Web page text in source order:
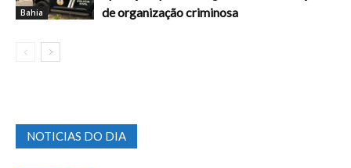
Bahia
de organização criminosa
NOTICIAS DO DIA